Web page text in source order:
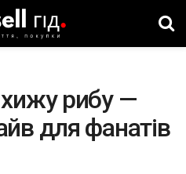
рибу —
для фанатів